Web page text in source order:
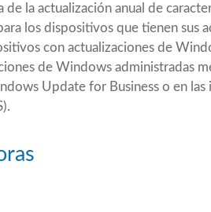
la actualización anual de
los dispositivos que tienen sus
con actualizaciones de
de Windows administradas
Update for Business o en